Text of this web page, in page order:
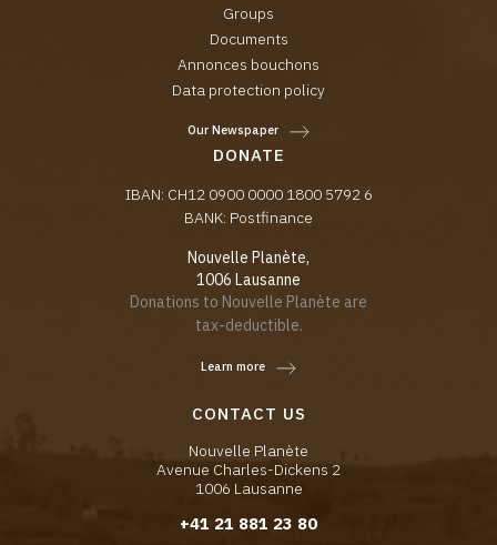
Groups
Documents
Annonces bouchons
Data protection policy
Our Newspaper
DONATE
IBAN: CH12 0900 0000 1800 5792 6
BANK: Postfinance
Nouvelle Planète,
1006 Lausanne
Donations to Nouvelle Planète are
tax-deductible.
Learn more
CONTACT US
Nouvelle Planète
Avenue Charles-Dickens 2
1006 Lausanne
+41 21 881 23 80